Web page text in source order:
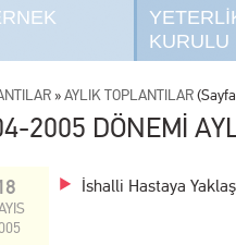
KURULU
»AYLIK TOPLANTILAR
2005 DÖNEMİ
İshalli Hastaya